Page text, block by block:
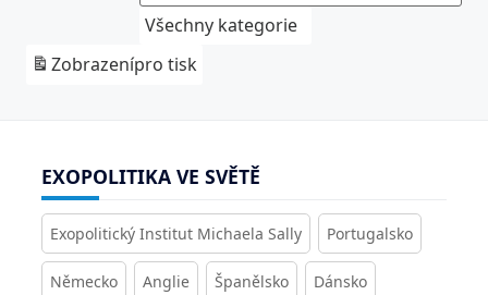
Všechny kategorie
Zobrazenípro tisk
EXOPOLITIKA VE SVĚTĚ
Exopolitický Institut Michaela Sally Portugalsko
Německo Anglie Španělsko Dánsko